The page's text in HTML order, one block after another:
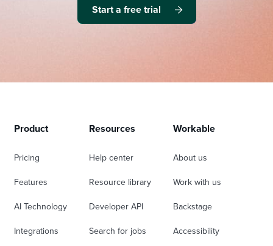
Start a free trial
Product
Pricing
Features
AI Technology
Integrations
Resources
Help center
Resource library
Developer API
Search for jobs
Workable
About us
Work with us
Backstage
Accessibility